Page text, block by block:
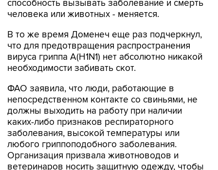
В то же время Доменеч еще раз подчеркнул,
вируса гриппа A(H1N1) нет абсолютно никакой
необходимости забивать скот.
ФАО заявила, что люди, работающие в
должны выходить на работу при наличии
каких-либо признаков респираторного
заболевания, высокой температуры или
любого гриппоподобного заболевания.
Организация призвала животноводов и
ветеринаров носить защитную одежду, чтобы
свести риск заражения к минимуму.